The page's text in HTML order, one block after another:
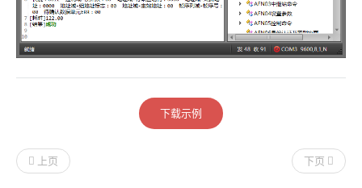
下载示例
上页 下页